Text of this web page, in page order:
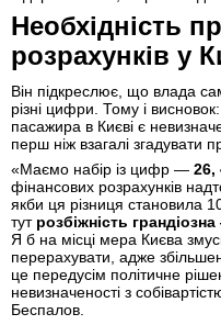
Необхідність
розрахунків у
Він підкреслює, що влада
різні цифри. Тому і
пасажира в Києві є
перш ніж взагалі згадувати
«Маємо набір із цифр — 26,
фінансових розрахунків
якби ця різниця становила
тут розбіжність
Я б на місці мера Києва
перерахувати, адже
це передусім політичне
невизначеності з
Беспалов.